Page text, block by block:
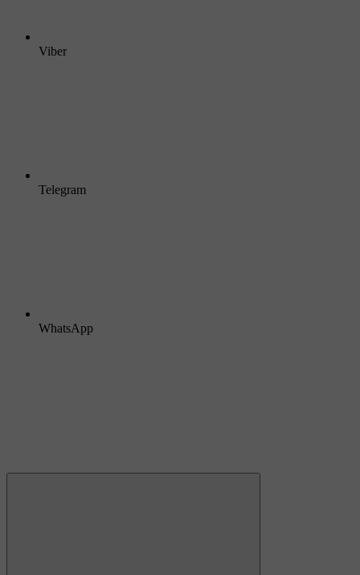
Viber
Telegram
WhatsApp